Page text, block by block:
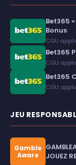
Bet365
Bonus
CGU
Bet365
CGU
Bet365
CGU
JEU
Gamble
Aware
JOUEZ